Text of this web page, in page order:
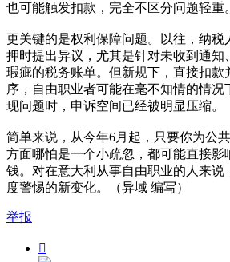
也可能触发扣款，完全不区分问题轻重。
更关键的是权利保障问题。以往，纳税
押时提出异议，尤其是针对未收到通知
瑕疵的税务账单。但新规下，直接扣款
序，自由职业者可能在毫不知情的情况
现问题时，申诉空间已经被明显压缩。
简单来说，从今年6月起，只要你为公
方面哪怕是一个小疏忽，都可能直接影
钱。对在意大利从事自由职业的人来说
度警惕的新变化。（异域 编写）
举报
